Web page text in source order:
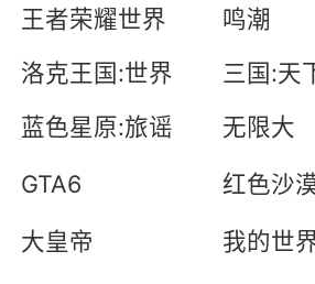
王者荣耀世界
鸣潮
洛克王国:世界
三国:天
蓝色星原:旅谣
无限大
GTA6 红色沙
大皇帝 我的世